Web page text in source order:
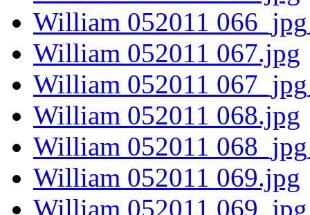
William 052011
William 052011 067.jpg
William 052011
William 052011 068.jpg
William 052011
William 052011 069.jpg
William 052011